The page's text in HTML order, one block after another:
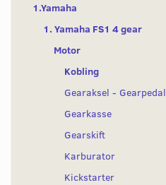
1.Yamaha
1. Yamaha FS1 4 gear
Motor
Kobling
Gearaksel - Gearpedal
Gearkasse
Gearskift
Karburator
Kickstarter